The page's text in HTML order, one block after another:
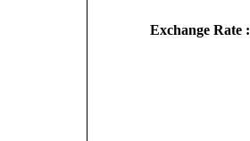
Exchange Rate :